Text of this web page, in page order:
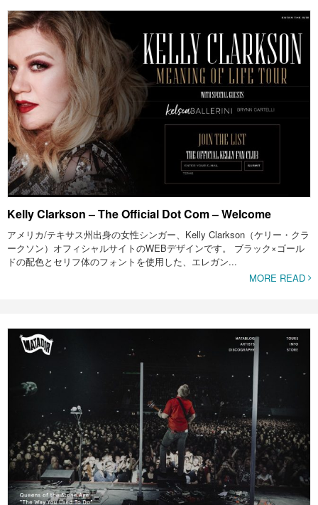
Kelly Clarkson – The Official Dot Com – Welcome
アメリカ/テキサス州出身の女性シンガー、Kelly Clarkson（ケリー・クラ
ークソン）オフィシャルサイトのWEBデザインです。 ブラック×ゴール
ドの配色とセリフ体のフォントを使用した、エレガン...
MORE READ